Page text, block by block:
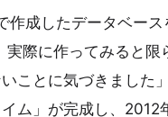
作成したデータベー
実際に作ってみると
ことに気づきまし
ム」が完成し、2012